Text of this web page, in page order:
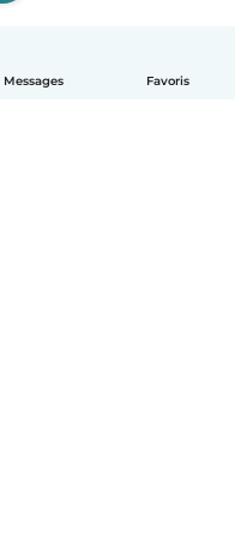
Messages Favoris